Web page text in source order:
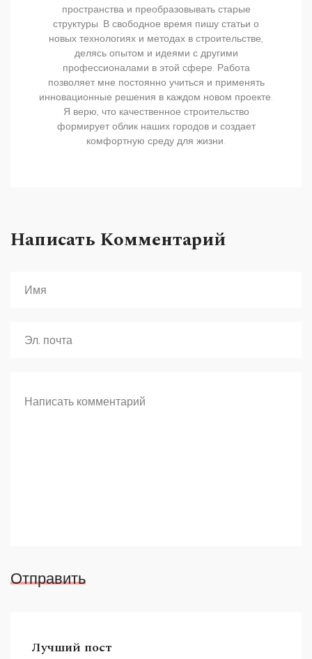
пространства и преобразовывать старые
структуры. В свободное время пишу статьи о
новых технологиях и методах в строительстве,
делясь опытом и идеями с другими
профессионалами в этой сфере. Работа
позволяет мне постоянно учиться и применять
инновационные решения в каждом новом проекте.
Я верю, что качественное строительство
формирует облик наших городов и создает
комфортную среду для жизни.
Написать Комментарий
Отправить
Лучший пост